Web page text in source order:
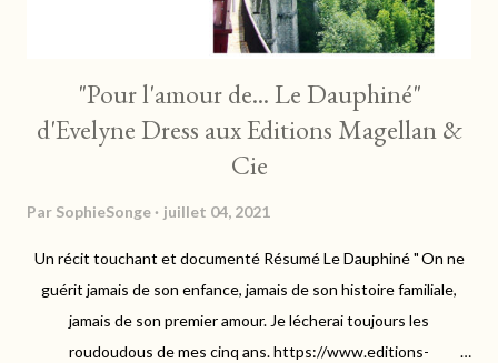
"Pour l'amour de... Le Dauphiné"
d'Evelyne Dress aux Editions Magellan &
Cie
Par SophieSonge juillet 04, 2021
Un récit touchant et documenté Résumé Le Dauphiné " On ne
guérit jamais de son enfance, jamais de son histoire familiale,
jamais de son premier amour. Je lécherai toujours les
roudoudous de mes cinq ans. https://www.editions-